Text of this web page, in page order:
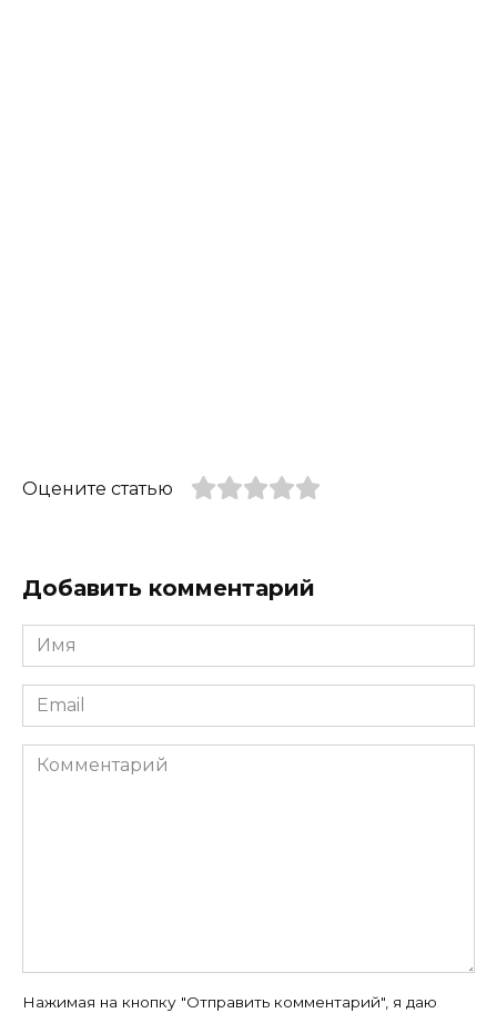
Оцените статью
Добавить комментарий
Имя
*
Email
*
Комментарий
Нажимая на кнопку "Отправить комментарий", я даю